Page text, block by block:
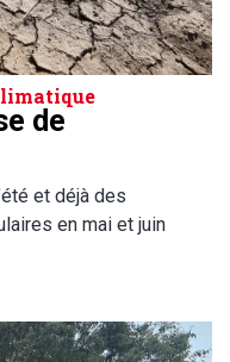
de
et déjà des
en mai et juin